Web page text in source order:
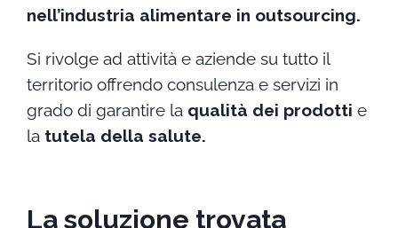
nell’industria alimentare in outsourcing.
Si rivolge ad attività e aziende su tutto il
territorio offrendo consulenza e servizi in
grado di garantire la qualità dei prodotti e
la tutela della salute.
La soluzione trovata